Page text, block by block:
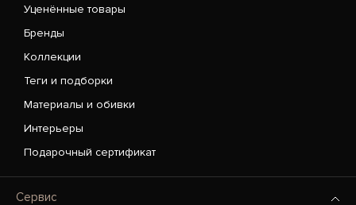
Уценённые товары
Бренды
Коллекции
Теги и подборки
Материалы и обивки
Интерьеры
Подарочный сертификат
Сервис